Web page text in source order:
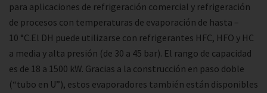
para aplicaciones de refrigeración comercial y refrigeración
de procesos con temperaturas de evaporación de hasta –
10 °C.El DH puede utilizarse con refrigerantes HFC, HFO y HC
a media y alta presión (de 30 a 45 bar). El rango de capacidad
es de 18 a 1500 kW. Gracias a la construcción en paso doble
(“tubo en U”), estos evaporadores también están disponibles